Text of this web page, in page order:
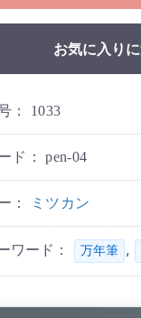
お気に入り
： 1033
ド：pen-04
： ミツカン
ワード： 万年筆 ,